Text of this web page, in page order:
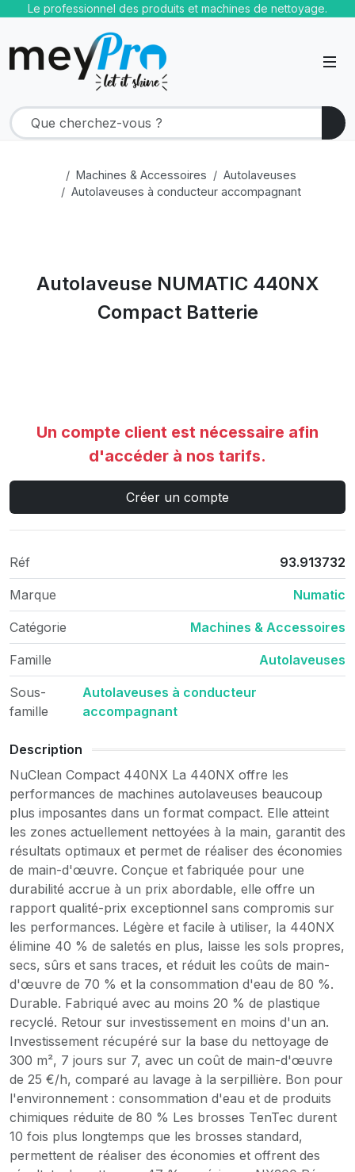
Le professionnel des produits et machines de nettoyage.
Machines & Accessoires
Autolaveuses
Autolaveuses à conducteur accompagnant
Autolaveuse NUMATIC 440NX
Compact Batterie
Un compte client est nécessaire afin
d'accéder à nos tarifs.
Créer un compte
Réf 93.913732
Marque Numatic
Catégorie Machines & Accessoires
Famille Autolaveuses
Sous-
famille
Autolaveuses à conducteur
accompagnant
Description
NuClean Compact 440NX La 440NX offre les
performances de machines autolaveuses beaucoup
plus imposantes dans un format compact. Elle atteint
les zones actuellement nettoyées à la main, garantit des
résultats optimaux et permet de réaliser des économies
de main-d'œuvre. Conçue et fabriquée pour une
durabilité accrue à un prix abordable, elle offre un
rapport qualité-prix exceptionnel sans compromis sur
les performances. Légère et facile à utiliser, la 440NX
élimine 40 % de saletés en plus, laisse les sols propres,
secs, sûrs et sans traces, et réduit les coûts de main-
d'œuvre de 70 % et la consommation d'eau de 80 %.
Durable. Fabriqué avec au moins 20 % de plastique
recyclé. Retour sur investissement en moins d'un an.
Investissement récupéré sur la base du nettoyage de
300 m², 7 jours sur 7, avec un coût de main-d'œuvre
de 25 €/h, comparé au lavage à la serpillière. Bon pour
l'environnement : consommation d'eau et de produits
chimiques réduite de 80 % Les brosses TenTec durent
10 fois plus longtemps que les brosses standard,
permettent de réaliser des économies et offrent des